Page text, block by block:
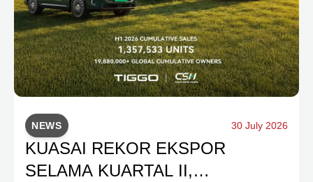
NEWS 30 July 2026
KUASAI REKOR EKSPOR
SELAMA KUARTAL II,